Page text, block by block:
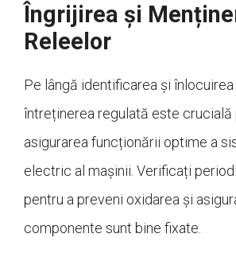
Îngrijirea și
Releelor
Pe lângă identificarea și înlocuirea
întreținerea regulată este crucială
asigurarea funcționării optime a
electric al mașinii. Verificați
pentru a preveni oxidarea și
componente sunt bine fixate.